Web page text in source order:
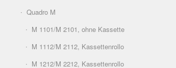
Quadro M
M 1101/M 2101, ohne Kassette
M 1112/M 2112, Kassettenrollo
M 1212/M 2212, Kassettenrollo